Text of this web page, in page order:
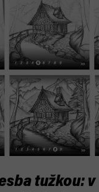
tužkou: v